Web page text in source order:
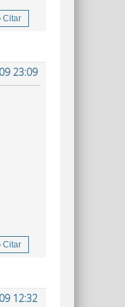
Citar
23:09
Citar
12:32